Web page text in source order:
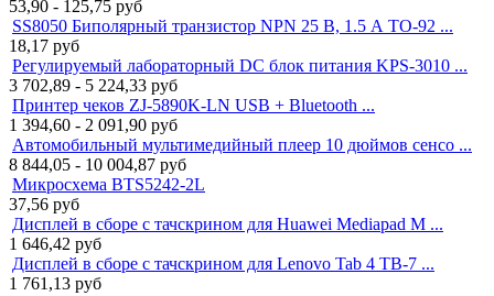
53,90 - 125,75 руб
SS8050 Биполярный транзистор NPN 25 В, 1.5 А TO-92 ...
18,17 руб
Регулируемый лабораторный DC блок питания KPS-3010 ...
3 702,89 - 5 224,33 руб
Принтер чеков ZJ-5890K-LN USB + Bluetooth ...
1 394,60 - 2 091,90 руб
Автомобильный мультимедийный плеер 10 дюймов сенсо ...
8 844,05 - 10 004,87 руб
Микросхема BTS5242-2L
37,56 руб
Дисплей в сборе с тачскрином для Huawei Mediapad M ...
1 646,42 руб
Дисплей в сборе с тачскрином для Lenovo Tab 4 TB-7 ...
1 761,13 руб